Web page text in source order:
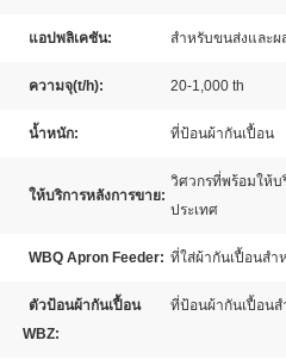
แอปพลิเคชัน: สำหรับขนส่งและ
ความจุ(t/h): 20-1,000 th
น้ำหนัก: ที่ป้อนผ้ากันเปื้อน
ให้บริการหลังการขาย:
วิศวกรที่พร้อมให้บ
ประเทศ
WBQ Apron Feeder: ที่ใส่ผ้ากันเปื้อนสำ
ตัวป้อนผ้ากันเปื้อน
WBZ:
ที่ป้อนผ้ากันเปื้อน